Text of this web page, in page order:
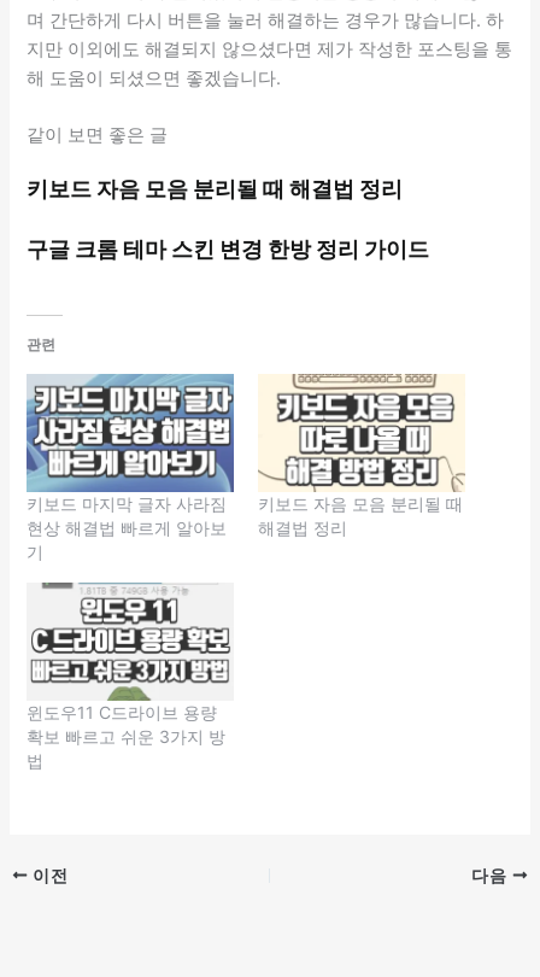
며 간단하게 다시 버튼을 눌러 해결하는 경우가 많습니다. 하
지만 이외에도 해결되지 않으셨다면 제가 작성한 포스팅을 통
해 도움이 되셨으면 좋겠습니다.
같이 보면 좋은 글
키보드 자음 모음 분리될 때 해결법 정리
구글 크롬 테마 스킨 변경 한방 정리 가이드
관련
키보드 마지막 글자 사라짐
현상 해결법 빠르게 알아보
기
키보드 자음 모음 분리될 때
해결법 정리
윈도우11 C드라이브 용량
확보 빠르고 쉬운 3가지 방
법
이전 다음